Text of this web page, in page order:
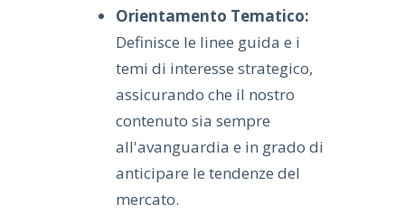
Orientamento Tematico:
Definisce le linee guida e i
temi di interesse strategico,
assicurando che il nostro
contenuto sia sempre
all'avanguardia e in grado di
anticipare le tendenze del
mercato.